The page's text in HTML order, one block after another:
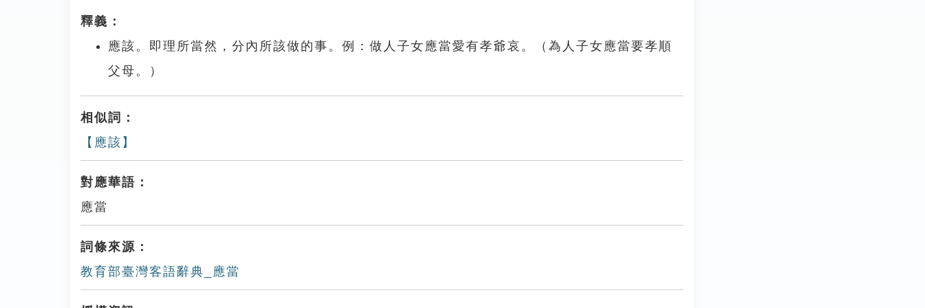
釋義：
應該。即理所當然，分內所該做的事。例：做人子女應當愛有孝爺哀。（為人子女應當要孝順
父母。）
相似詞：
【應該】
對應華語：
應當
詞條來源：
教育部臺灣客語辭典_應當